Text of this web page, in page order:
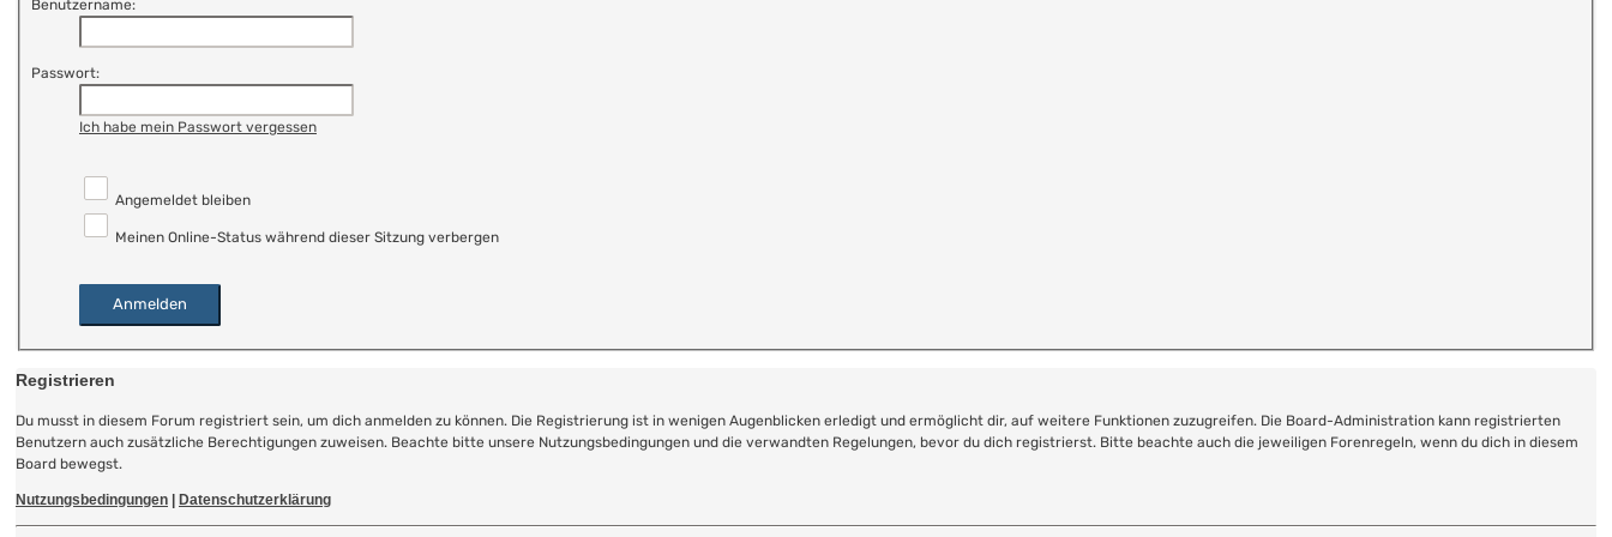
Benutzername:
Passwort:
Ich habe mein Passwort vergessen
Angemeldet bleiben
Meinen Online-Status während dieser Sitzung verbergen
Registrieren
Du musst in diesem Forum registriert sein, um dich anmelden zu können. Die Registrierung ist in wenigen Augenblicken erledigt und ermöglicht dir, auf weitere Funktionen zuzugreifen. Die Board-Administration kann registrierten
Benutzern auch zusätzliche Berechtigungen zuweisen. Beachte bitte unsere Nutzungsbedingungen und die verwandten Regelungen, bevor du dich registrierst. Bitte beachte auch die jeweiligen Forenregeln, wenn du dich in diesem
Board bewegst.
Nutzungsbedingungen Datenschutzerklärung